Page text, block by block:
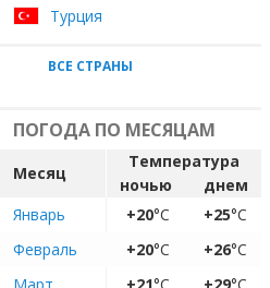
Турция
ВСЕ СТРАНЫ
ПОГОДА ПО МЕСЯЦАМ
Месяц
Температура
ночью
днем
Январь
+20°C +25°C
Февраль
+20°C +26°C